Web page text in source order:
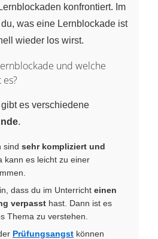
konfrontiert. Im
was eine Lernblockade ist
wieder los wirst.
und welche
es verschiedene
.
sind sehr kompliziert und
kann es leicht zu einer
dass du im Unterricht einen
verpasst hast. Dann ist es
Thema zu verstehen.
Prüfungsangst können